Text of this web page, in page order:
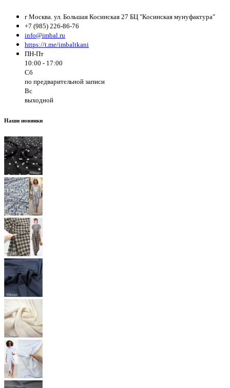
г Москва. ул. Большая Косинская 27 БЦ "Косинская мунуфактура"
+7 (985) 226-86-76
info@imbal.ru
https://t.me/imbaltkani
ПН-Пт
10:00 - 17:00
Сб
по предварительной записи
Вс
выходной
Наши новинки